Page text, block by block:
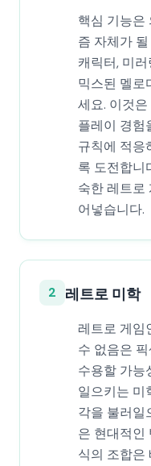
핵심 기능은
즘 자체가
캐릭터, 미
믹스된 멜로
세요. 이것
플레이 경험
규칙에 적응
록 도전합니
숙한 레트로
어넣습니다.
2 레트로 미학
레트로 게임
수 없음은
수용할 가능
일으키는 미
각을 불러일
은 현대적인
식의 조합은